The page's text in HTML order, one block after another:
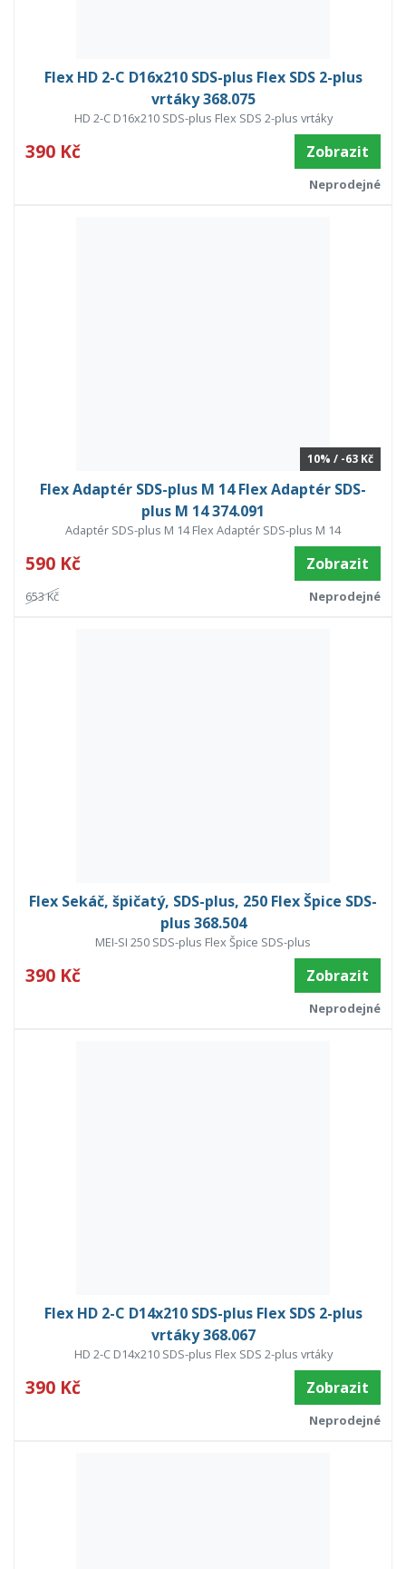
Flex HD 2-C D16x210 SDS-plus Flex SDS 2-plus
vrtáky 368.075
HD 2-C D16x210 SDS-plus Flex SDS 2-plus vrtáky
390 Kč Zobrazit
Neprodejné
10% / -63 Kč
Flex Adaptér SDS-plus M 14 Flex Adaptér SDS-
plus M 14 374.091
Adaptér SDS-plus M 14 Flex Adaptér SDS-plus M 14
590 Kč Zobrazit
653 Kč Neprodejné
Flex Sekáč, špičatý, SDS-plus, 250 Flex Špice SDS-
plus 368.504
MEI-SI 250 SDS-plus Flex Špice SDS-plus
390 Kč Zobrazit
Neprodejné
Flex HD 2-C D14x210 SDS-plus Flex SDS 2-plus
vrtáky 368.067
HD 2-C D14x210 SDS-plus Flex SDS 2-plus vrtáky
390 Kč Zobrazit
Neprodejné